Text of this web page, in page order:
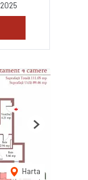
2025
Harta
Next